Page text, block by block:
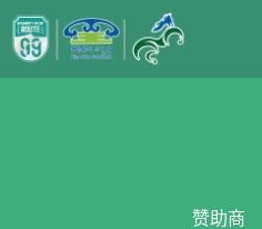
跳
至
赞助商